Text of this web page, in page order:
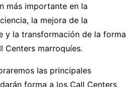
más importante en la
la mejora de la
y la transformación de la forma
Centers marroquíes.
las principales
forma a los Call Centers